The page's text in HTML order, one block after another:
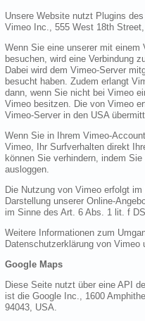
Unsere Website nutzt Plugins
Vimeo Inc., 555 West 18th
Wenn Sie eine unserer mit
besuchen, wird eine Verbindung
Dabei wird dem Vimeo-Server
besucht haben. Zudem erlangt
dann, wenn Sie nicht bei Vimeo
Vimeo besitzen. Die von Vimeo
Vimeo-Server in den USA
Wenn Sie in Ihrem Vimeo-
Vimeo, Ihr Surfverhalten direkt
können Sie verhindern, indem
ausloggen.
Die Nutzung von Vimeo erfolgt
Darstellung unserer Online-
im Sinne des Art. 6 Abs. 1 lit. f
Weitere Informationen zum
Datenschutzerklärung von Vimeo
Google Maps
Diese Seite nutzt über eine API
ist die Google Inc., 1600
94043, USA.